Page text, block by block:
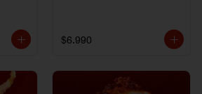
$6.990